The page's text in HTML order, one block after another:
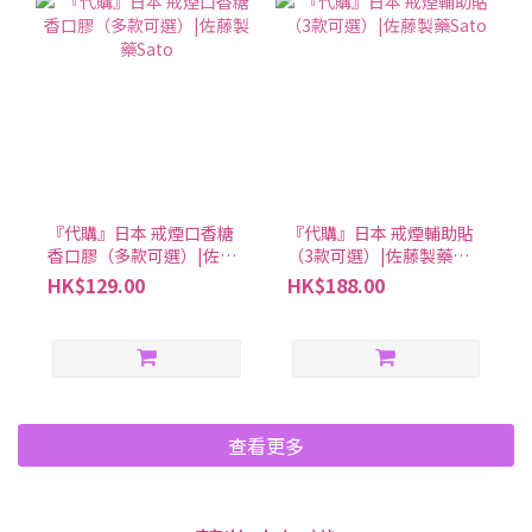
『代購』日本 戒煙口香糖
香口膠（多款可選）|佐藤
製藥Sato
HK$129.00
『代購』日本 戒煙輔助貼
（3款可選）|佐藤製藥
Sato
HK$188.00
查看更多